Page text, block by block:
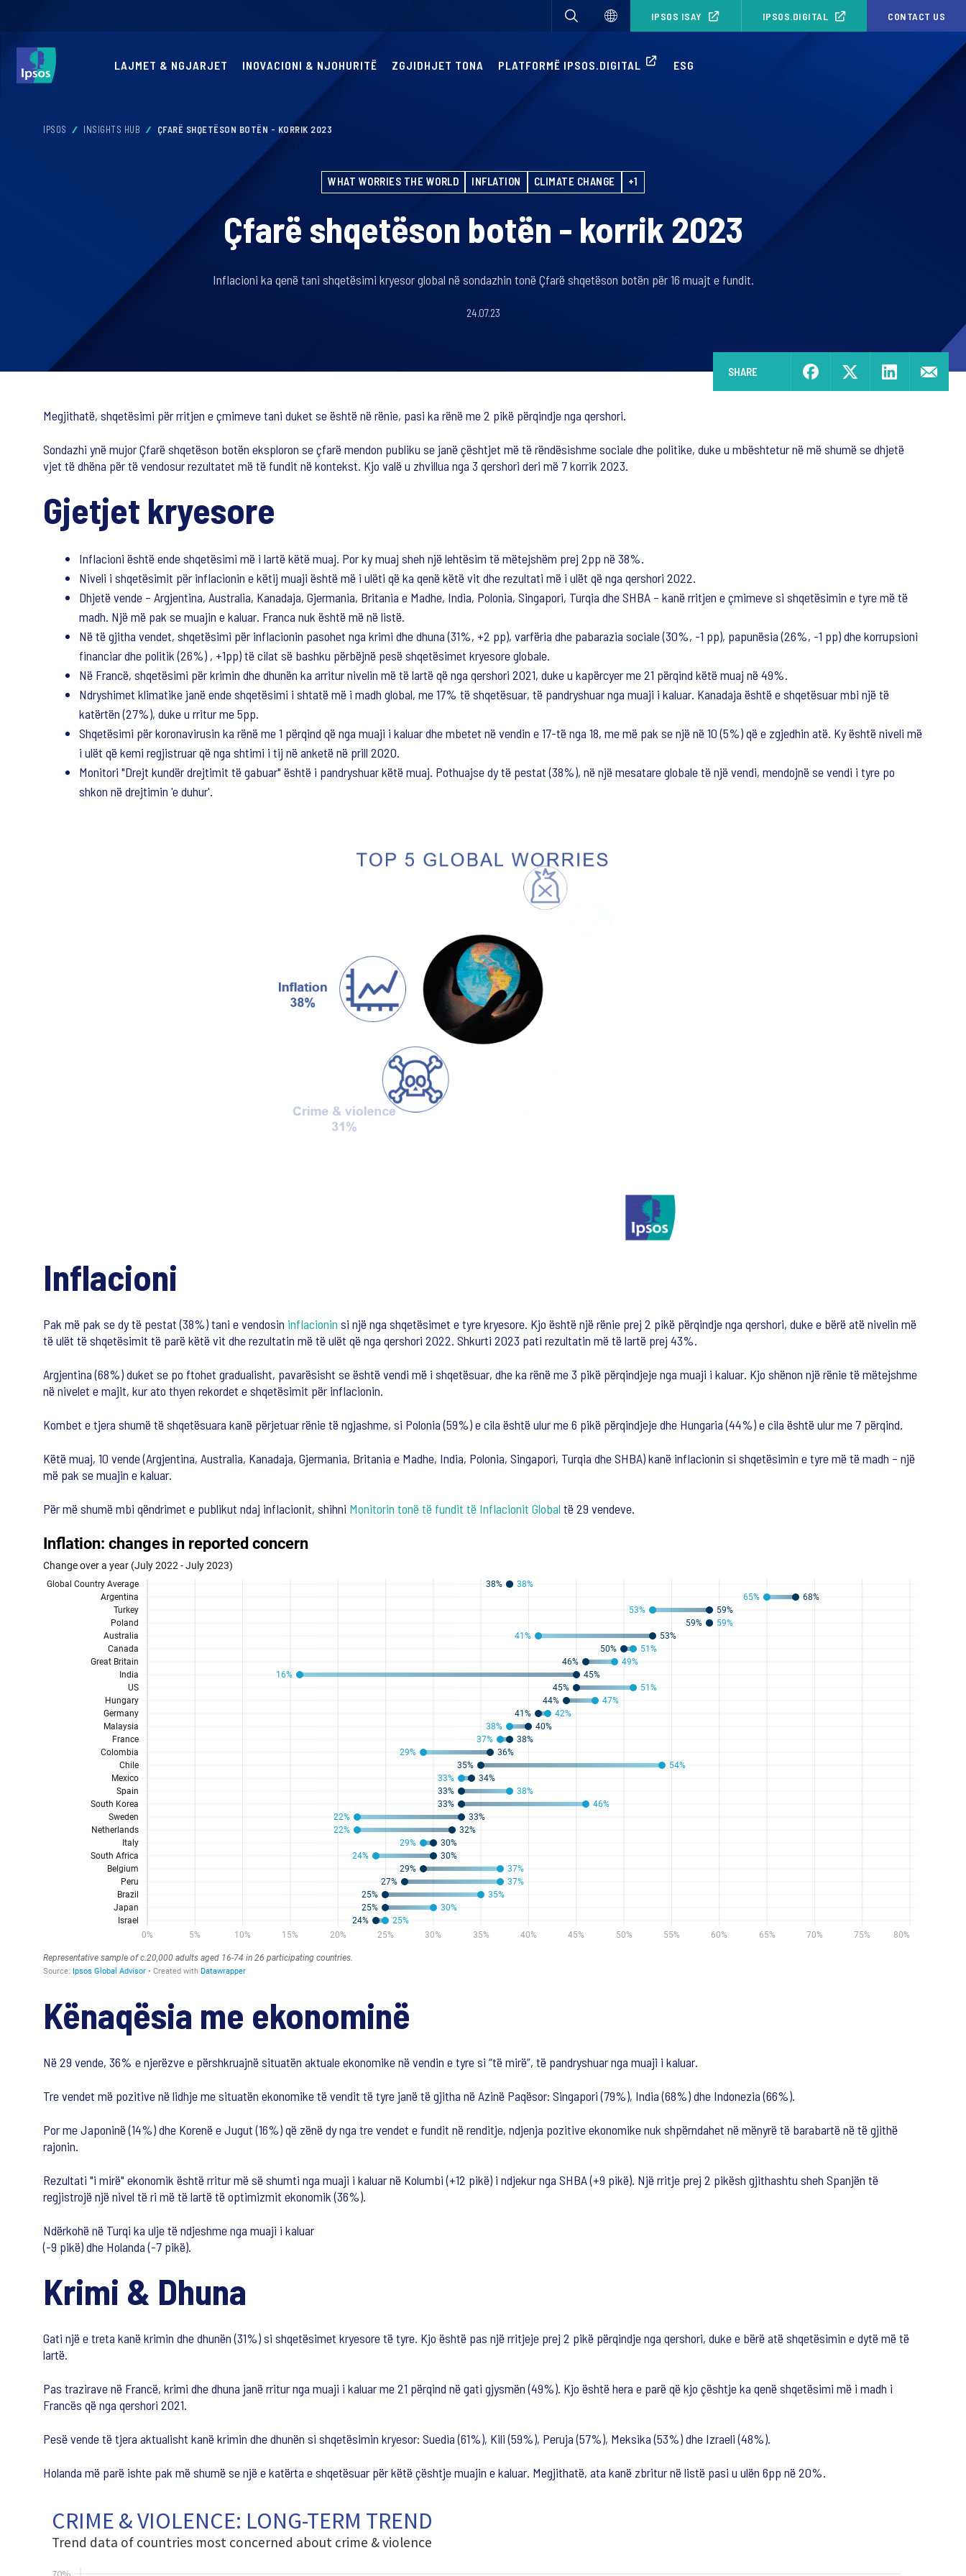
IPSOS ISAY IPSOS.DIGITAL CONTACT US
LAJMET & NGJARJET INOVACIONI & NJOHURITË ZGJIDHJET TONA PLATFORMË IPSOS.DIGITAL ESG
IPSOS INSIGHTS HUB ÇFARË SHQETËSON BOTËN - KORRIK 2023
WHAT WORRIES THE WORLD INFLATION CLIMATE CHANGE +1
Çfarë shqetëson botën - korrik 2023
Inflacioni ka qenë tani shqetësimi kryesor global në sondazhin tonë Çfarë shqetëson botën për 16 muajt e fundit.
24.07.23
SHARE
Megjithatë, shqetësimi për rritjen e çmimeve tani duket se është në rënie, pasi ka rënë me 2 pikë përqindje nga qershori.
Sondazhi ynë mujor Çfarë shqetëson botën eksploron se çfarë mendon publiku se janë çështjet më të rëndësishme sociale dhe politike, duke u mbështetur në më shumë se dhjetë
vjet të dhëna për të vendosur rezultatet më të fundit në kontekst. Kjo valë u zhvillua nga 3 qershori deri më 7 korrik 2023.
Gjetjet kryesore
Inflacioni është ende shqetësimi më i lartë këtë muaj. Por ky muaj sheh një lehtësim të mëtejshëm prej 2pp në 38%.
Niveli i shqetësimit për inflacionin e këtij muaji është më i ulëti që ka qenë këtë vit dhe rezultati më i ulët që nga qershori 2022.
Dhjetë vende – Argjentina, Australia, Kanadaja, Gjermania, Britania e Madhe, India, Polonia, Singapori, Turqia dhe SHBA – kanë rritjen e çmimeve si shqetësimin e tyre më të
madh. Një më pak se muajin e kaluar. Franca nuk është më në listë.
Në të gjitha vendet, shqetësimi për inflacionin pasohet nga krimi dhe dhuna (31%, +2 pp), varfëria dhe pabarazia sociale (30%, -1 pp), papunësia (26%, -1 pp) dhe korrupsioni
financiar dhe politik (26%) , +1pp) të cilat së bashku përbëjnë pesë shqetësimet kryesore globale.
Në Francë, shqetësimi për krimin dhe dhunën ka arritur nivelin më të lartë që nga qershori 2021, duke u kapërcyer me 21 përqind këtë muaj në 49%.
Ndryshimet klimatike janë ende shqetësimi i shtatë më i madh global, me 17% të shqetësuar, të pandryshuar nga muaji i kaluar. Kanadaja është e shqetësuar mbi një të
katërtën (27%), duke u rritur me 5pp.
Shqetësimi për koronavirusin ka rënë me 1 përqind që nga muaji i kaluar dhe mbetet në vendin e 17-të nga 18, me më pak se një në 10 (5%) që e zgjedhin atë. Ky është niveli më
i ulët që kemi regjistruar që nga shtimi i tij në anketë në prill 2020.
Monitori "Drejt kundër drejtimit të gabuar" është i pandryshuar këtë muaj. Pothuajse dy të pestat (38%), në një mesatare globale të një vendi, mendojnë se vendi i tyre po
shkon në drejtimin 'e duhur'.
Inflacioni
Pak më pak se dy të pestat (38%) tani e vendosin inflacionin si një nga shqetësimet e tyre kryesore. Kjo është një rënie prej 2 pikë përqindje nga qershori, duke e bërë atë nivelin më
të ulët të shqetësimit të parë këtë vit dhe rezultatin më të ulët që nga qershori 2022. Shkurti 2023 pati rezultatin më të lartë prej 43%.
Argjentina (68%) duket se po ftohet gradualisht, pavarësisht se është vendi më i shqetësuar, dhe ka rënë me 3 pikë përqindjeje nga muaji i kaluar. Kjo shënon një rënie të mëtejshme
në nivelet e majit, kur ato thyen rekordet e shqetësimit për inflacionin.
Kombet e tjera shumë të shqetësuara kanë përjetuar rënie të ngjashme, si Polonia (59%) e cila është ulur me 6 pikë përqindjeje dhe Hungaria (44%) e cila është ulur me 7 përqind.
Këtë muaj, 10 vende (Argjentina, Australia, Kanadaja, Gjermania, Britania e Madhe, India, Polonia, Singapori, Turqia dhe SHBA) kanë inflacionin si shqetësimin e tyre më të madh – një
më pak se muajin e kaluar.
Për më shumë mbi qëndrimet e publikut ndaj inflacionit, shihni Monitorin tonë të fundit të Inflacionit Global të 29 vendeve.
Kënaqësia me ekonominë
Në 29 vende, 36% e njerëzve e përshkruajnë situatën aktuale ekonomike në vendin e tyre si “të mirë”, të pandryshuar nga muaji i kaluar.
Tre vendet më pozitive në lidhje me situatën ekonomike të vendit të tyre janë të gjitha në Azinë Paqësor: Singapori (79%), India (68%) dhe Indonezia (66%).
Por me Japoninë (14%) dhe Korenë e Jugut (16%) që zënë dy nga tre vendet e fundit në renditje, ndjenja pozitive ekonomike nuk shpërndahet në mënyrë të barabartë në të gjithë
rajonin.
Rezultati "i mirë" ekonomik është rritur më së shumti nga muaji i kaluar në Kolumbi (+12 pikë) i ndjekur nga SHBA (+9 pikë). Një rritje prej 2 pikësh gjithashtu sheh Spanjën të
regjistrojë një nivel të ri më të lartë të optimizmit ekonomik (36%).
Ndërkohë në Turqi ka ulje të ndjeshme nga muaji i kaluar
(-9 pikë) dhe Holanda (-7 pikë).
Krimi & Dhuna
Gati një e treta kanë krimin dhe dhunën (31%) si shqetësimet kryesore të tyre. Kjo është pas një rritjeje prej 2 pikë përqindje nga qershori, duke e bërë atë shqetësimin e dytë më të
lartë.
Pas trazirave në Francë, krimi dhe dhuna janë rritur nga muaji i kaluar me 21 përqind në gati gjysmën (49%). Kjo është hera e parë që kjo çështje ka qenë shqetësimi më i madh i
Francës që nga qershori 2021.
Pesë vende të tjera aktualisht kanë krimin dhe dhunën si shqetësimin kryesor: Suedia (61%), Kili (59%), Peruja (57%), Meksika (53%) dhe Izraeli (48%).
Holanda më parë ishte pak më shumë se një e katërta e shqetësuar për këtë çështje muajin e kaluar. Megjithatë, ata kanë zbritur në listë pasi u ulën 6pp në 20%.